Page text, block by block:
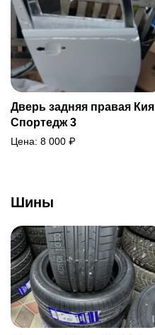
Дверь задняя правая Кия
Спортедж 3
Цена: 8 000 ₽
Шины